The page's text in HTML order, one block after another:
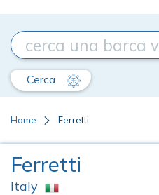
Cerca
Home Ferretti
Ferretti
Italy